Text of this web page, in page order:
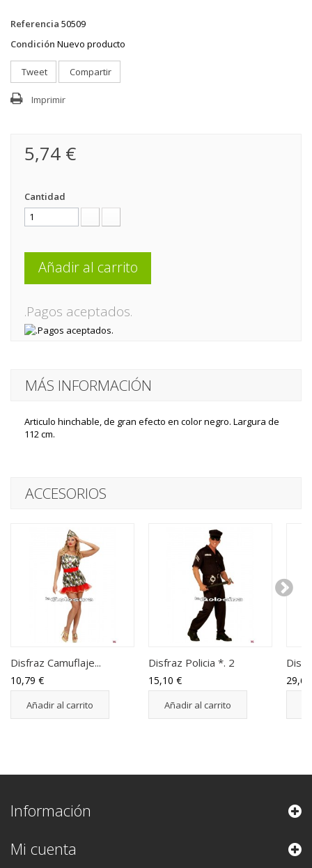
Referencia 50509
Condición Nuevo producto
Tweet Compartir
Imprimir
5,74 €
Cantidad
Añadir al carrito
.Pagos aceptados.
MÁS INFORMACIÓN
Articulo hinchable, de gran efecto en color negro. Largura de
112 cm.
ACCESORIOS
Disfraz Camuflaje...
10,79 €
Añadir al carrito
Disfraz Policia *. 2
15,10 €
Añadir al carrito
Información
Mi cuenta